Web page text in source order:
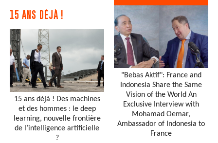
15 ANS DÉJÀ !
15 ans déjà ! Des machines
et des hommes : le deep
learning, nouvelle frontière
de l’intelligence artificielle
?
"Bebas Aktif": France and
Indonesia Share the Same
Vision of the World An
Exclusive Interview with
Mohamad Oemar,
Ambassador of Indonesia to
France